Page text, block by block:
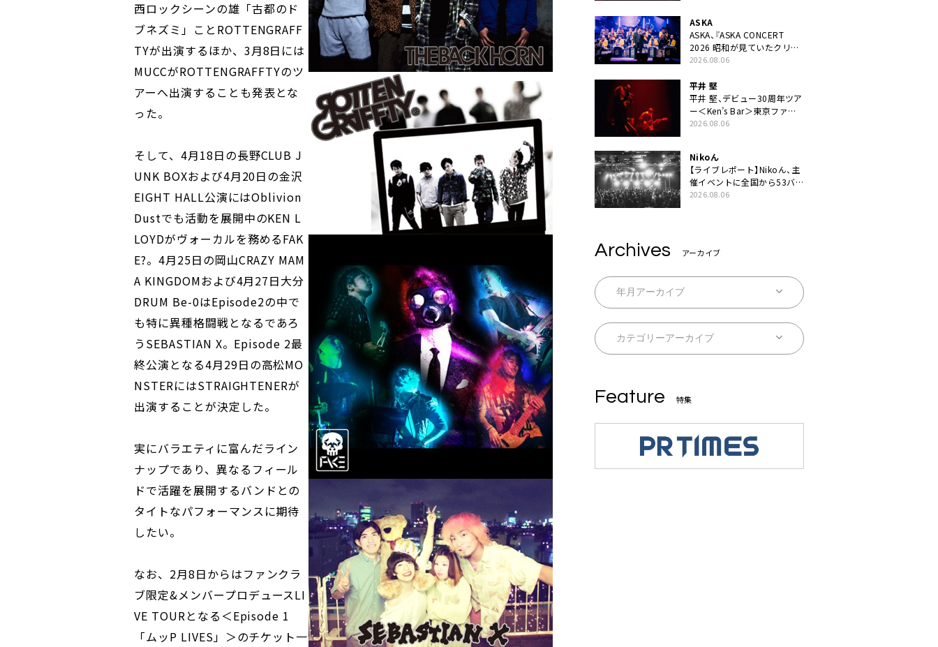
西ロックシーンの雄「古都のド
ブネズミ」ことROTTENGRAFF
TYが出演するほか、3月8日には
MUCCがROTTENGRAFFTYのツ
アーへ出演することも発表とな
った。
そして、4月18日の長野CLUB J
UNK BOXおよび4月20日の金沢
EIGHT HALL公演にはOblivion
Dustでも活動を展開中のKEN L
LOYDがヴォーカルを務めるFAK
E?。4月25日の岡山CRAZY MAM
A KINGDOMおよび4月27日大分
DRUM Be-0はEpisode2の中で
も特に異種格闘戦となるであろ
うSEBASTIAN X。Episode 2最
終公演となる4月29日の高松MO
NSTERにはSTRAIGHTENERが
出演することが決定した。
実にバラエティに富んだライン
ナップであり、異なるフィール
ドで活躍を展開するバンドとの
タイトなパフォーマンスに期待
したい。
なお、2月8日からはファンクラ
ブ限定&メンバープロデュースLI
VE TOURとなる＜Episode 1
「ムッP LIVES」＞のチケット一
YouTube公開
ASKA
ASKA、『ASKA CONCERT
2026 昭和が見ていたクリス
マス!? 』発売＆上映決定
2026.08.06
平井 堅
平井 堅、デビュー30周年ツア
ー＜Ken’s Bar＞東京ファイ
ナル公演の映像商品化決定。
2026.08.06
Nikoん
【ライブレポート】Nikoん、主
催イベントに全国から53バ
ンドが出演「自分たちが積み
2026.08.06
Archives アーカイブ
Feature 特集